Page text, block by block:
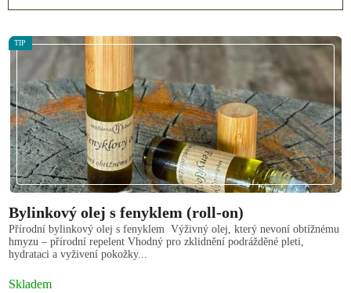
z
e
í
p
r
o
d
u
t
ů
V
ý
i
s
p
r
o
d
u
k
t
ů
TIP
Bylinkový olej s fenyklem (roll-on)
Přírodní bylinkový olej s fenyklem Výživný olej, který nevoní obtížnému
hmyzu – přírodní repelent Vhodný pro zklidnění podrážděné pleti,
hydrataci a vyživení pokožky...
Skladem